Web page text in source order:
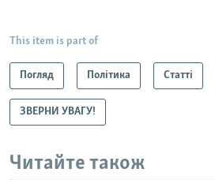
This item is part of
Погляд Політика Статті
ЗВЕРНИ УВАГУ!
Читайте також